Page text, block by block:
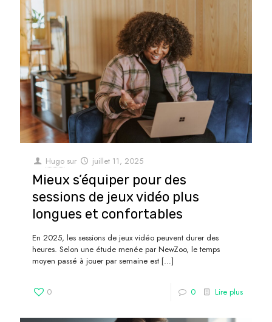
Hugo sur juillet 11, 2025
Mieux s’équiper pour des
sessions de jeux vidéo plus
longues et confortables
En 2025, les sessions de jeux vidéo peuvent durer des
heures. Selon une étude menée par NewZoo, le temps
moyen passé à jouer par semaine est […]
0 0 Lire plus